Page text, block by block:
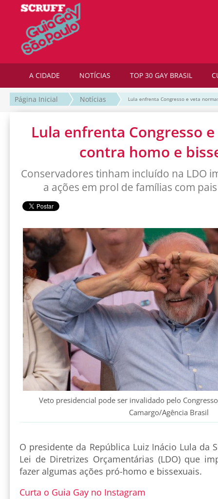
A CIDADE NOTÍCIAS TOP 30 GAY BRASIL
Página Inicial Notícias Lula enfrenta Congresso e veta
Lula enfrenta Congresso
contra homo e
Conservadores tinham incluído na LDO
a ações em prol de famílias com
Veto presidencial pode ser invalidado pelo
Camargo/Agência Brasil
O presidente da República Luiz Inácio Lula da
Lei de Diretrizes Orçamentárias (LDO) que
fazer algumas ações pró-homo e bissexuais.
Curta o Guia Gay no Instagram